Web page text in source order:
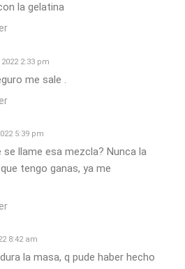
la gelatina
2:33 pm
me sale .
5:39 pm
llame esa mezcla? Nunca la
tengo ganas, ya me
8:42 am
la masa, q pude haber hecho